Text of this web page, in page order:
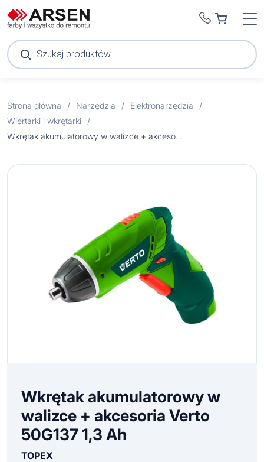
Wyszukiwarka
produktów
Strona główna / Narzędzia / Elektronarzędzia
/
Wiertarki i wkrętarki
/
Wkrętak akumulatorowy w walizce + akcesoria Verto 50G137 1,3 Ah
Wkrętak akumulatorowy w
walizce + akcesoria Verto
50G137 1,3 Ah
TOPEX